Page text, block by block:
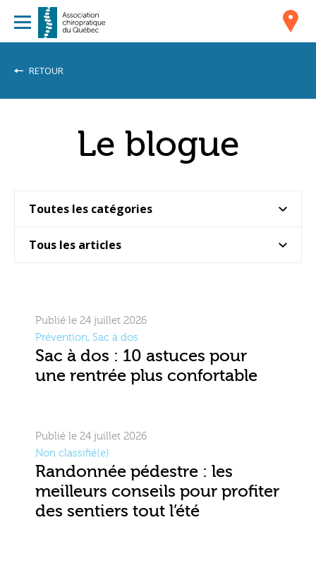
RETOUR
Le blogue
Publié le 24 juillet 2026
Prévention, Sac à dos
Sac à dos : 10 astuces pour
une rentrée plus confortable
Publié le 24 juillet 2026
Non classifié(e)
Randonnée pédestre : les
meilleurs conseils pour profiter
des sentiers tout l’été